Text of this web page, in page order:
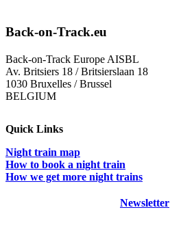
Back-on-Track.eu
Back-on-Track Europe AISBL
Av. Britsiers 18 / Britsierslaan 18
1030 Bruxelles / Brussel
BELGIUM
Quick Links
Night train map
How to book a night train
How we get more night trains
Newsletter